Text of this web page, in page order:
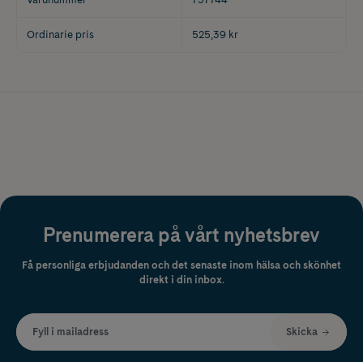
Ordinarie pris 525,39 kr
Prenumerera på vårt nyhetsbrev
Få personliga erbjudanden och det senaste inom hälsa och skönhet
direkt i din inbox.
Fyll i mailadress Skicka